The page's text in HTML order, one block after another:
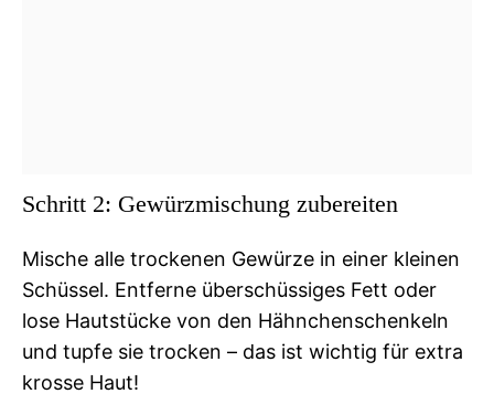
Schritt 2: Gewürzmischung zubereiten
Mische alle trockenen Gewürze in einer kleinen
Schüssel. Entferne überschüssiges Fett oder
lose Hautstücke von den Hähnchenschenkeln
und tupfe sie trocken – das ist wichtig für extra
krosse Haut!